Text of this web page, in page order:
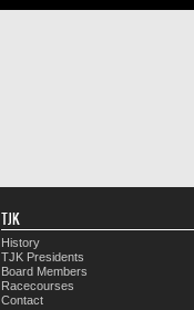
TJK
History
TJK Presidents
Board Members
Racecourses
Contact